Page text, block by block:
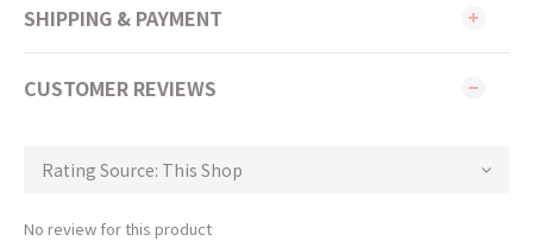
SHIPPING & PAYMENT
CUSTOMER REVIEWS
No review for this product